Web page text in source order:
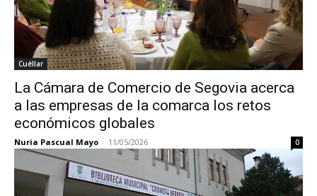
Cuéllar
La Cámara de Comercio de Segovia acerca
a las empresas de la comarca los retos
económicos globales
Nuria Pascual Mayo - 11/05/2026 0